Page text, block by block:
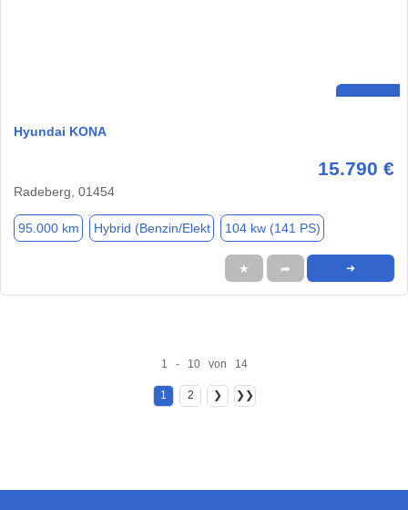
Hyundai KONA
15.790 €
Radeberg, 01454
95.000 km Hybrid (Benzin/Elekt 104 kw (141 PS)
★ ➦ ➜
1 - 10 von 14
1 2 ❯ ❯❯